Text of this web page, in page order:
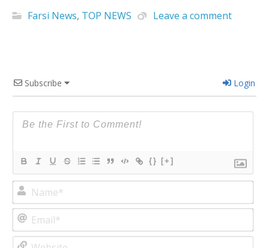
Farsi News, TOP NEWS Leave a comment
Subscribe Login
{} [+]